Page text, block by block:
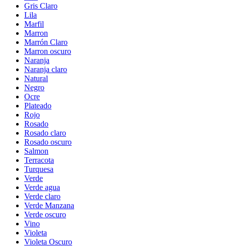
Gris Claro
Lila
Marfil
Marron
Marrón Claro
Marron oscuro
Naranja
Naranja claro
Natural
Negro
Ocre
Plateado
Rojo
Rosado
Rosado claro
Rosado oscuro
Salmon
Terracota
Turquesa
Verde
Verde agua
Verde claro
Verde Manzana
Verde oscuro
Vino
Violeta
Violeta Oscuro